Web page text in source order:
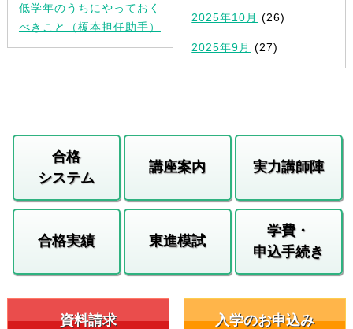
低学年のうちにやっておく
べきこと（榎本担任助手）
2025年10月 (26)
2025年9月 (27)
合格
システム
講座案内 実力講師陣
合格実績 東進模試
学費・
申込手続き
資料請求 入学のお申込み